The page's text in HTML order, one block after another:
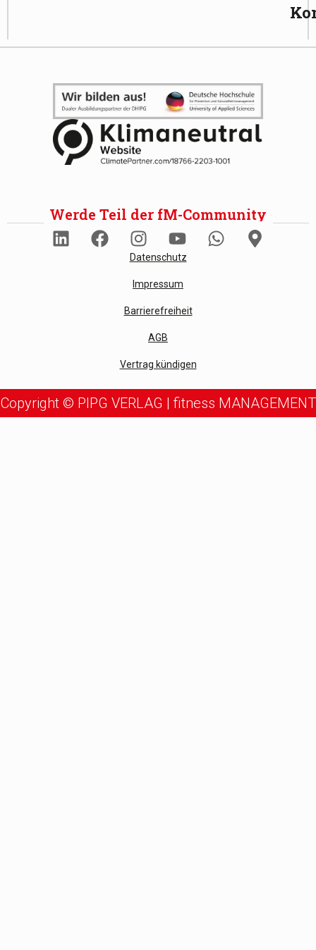
Werde Teil der fM-Community
Datenschutz
Impressum
Barrierefreiheit
AGB
Vertrag kündigen
Copyright © PIPG VERLAG | fitness MANAGEMENT